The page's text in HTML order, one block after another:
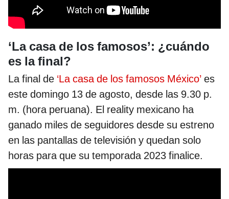
‘La casa de los famosos’: ¿cuándo
es la final?
La final de ‘La casa de los famosos México’ es
este domingo 13 de agosto, desde las 9.30 p.
m. (hora peruana). El reality mexicano ha
ganado miles de seguidores desde su estreno
en las pantallas de televisión y quedan solo
horas para que su temporada 2023 finalice.